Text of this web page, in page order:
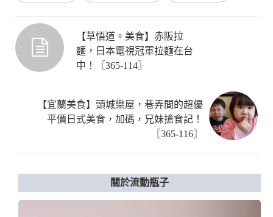
【草悟道。美食】赤阪拉
麵，日本電視冠軍拉麵在台
中！〖365-114〗
【宜蘭美食】頭城樂屋，巷弄間的超優
平價日式美食，加碼，兄妹搶食記！
〖365-116〗
關於流動瓶子